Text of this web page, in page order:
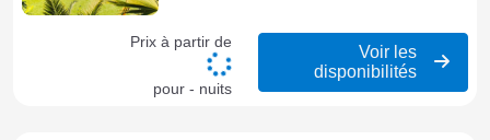
Prix à partir de
pour - nuits
Voir les
disponibilités